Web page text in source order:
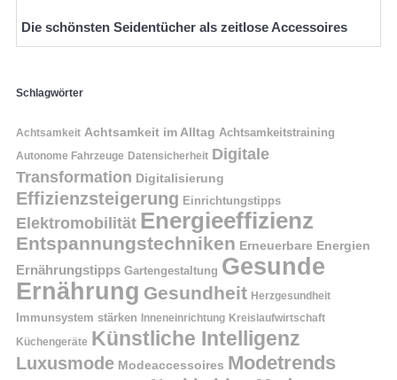
Die schönsten Seidentücher als zeitlose Accessoires
Schlagwörter
Achtsamkeit Achtsamkeit im Alltag Achtsamkeitstraining
Autonome Fahrzeuge Datensicherheit Digitale
Transformation Digitalisierung
Effizienzsteigerung Einrichtungstipps
Elektromobilität Energieeffizienz
Entspannungstechniken Erneuerbare Energien
Ernährungstipps Gartengestaltung Gesunde
Ernährung Gesundheit Herzgesundheit
Immunsystem stärken Inneneinrichtung Kreislaufwirtschaft
Küchengeräte Künstliche Intelligenz
Luxusmode Modeaccessoires Modetrends